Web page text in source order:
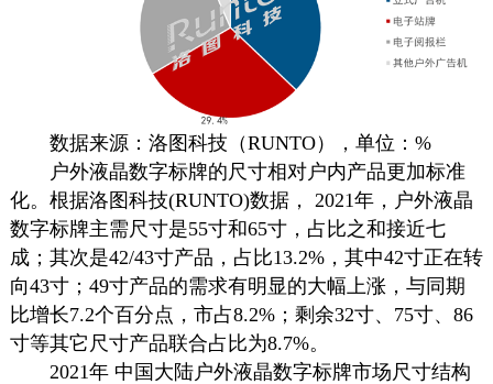
数据来源：洛图科技（RUNTO），单位：%
户外液晶数字标牌的尺寸相对户内产品更加标准
化。根据洛图科技(RUNTO)数据， 2021年，户外液晶
数字标牌主需尺寸是55寸和65寸，占比之和接近七
成；其次是42/43寸产品，占比13.2%，其中42寸正在转
向43寸；49寸产品的需求有明显的大幅上涨，与同期
比增长7.2个百分点，市占8.2%；剩余32寸、75寸、86
寸等其它尺寸产品联合占比为8.7%。
2021年 中国大陆户外液晶数字标牌市场尺寸结构